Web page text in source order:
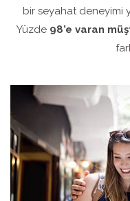
bir seyahat deneyimi
Yüzde 98’e varan